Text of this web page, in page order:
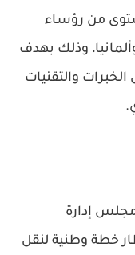
من رؤساء
، وذلك بهدف
والتقنيات
إدارة
خطة وطنية لنقل